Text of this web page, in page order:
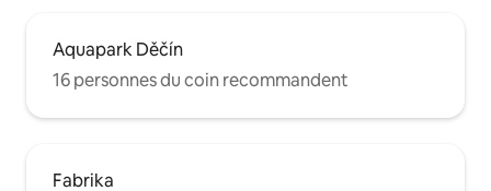
Aquapark Děčín
16 personnes du coin recommandent
Fabrika